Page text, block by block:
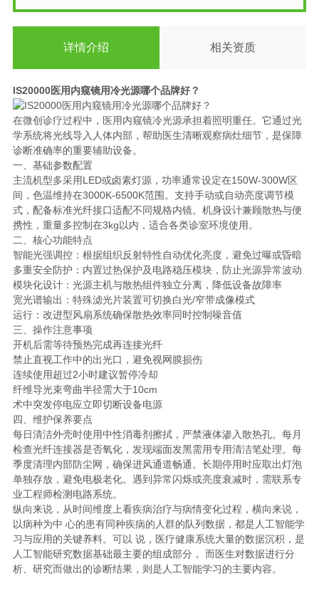
详情介绍 相关资质
IS20000医用内窥镜用冷光源哪个品牌好？
在微创诊疗过程中，医用内窥镜冷光源承担着照明重任。它通过光
学系统将光线导入人体内部，帮助医生清晰观察病灶细节，是保障
诊断准确率的重要辅助设备。
一、基础参数配置
主流机型多采用LED或卤素灯源，功率通常设定在150W-300W区
间，色温维持在3000K-6500K范围。支持手动或自动亮度调节模
式，配备标准光纤接口适配不同规格内镜。机身设计兼顾散热与便
携性，重量多控制在3kg以内，适合各类诊室环境使用。
二、核心功能特点
智能光强调控：根据组织反射特性自动优化亮度，避免过曝或昏暗
多重安全防护：内置过热保护及电路稳压模块，防止光源异常波动
模块化设计：光源主机与散热组件独立分离，降低设备故障率
宽光谱输出：特殊滤光片装置可切换白光/窄带成像模式
运行：改进型风扇系统确保散热效率同时控制噪音值
三、操作注意事项
开机后需等待预热完成再连接光纤
禁止直视工作中的出光口，避免视网膜损伤
连续使用超过2小时建议暂停冷却
纤维导光束弯曲半径需大于10cm
术中突发停电应立即切断设备电源
四、维护保养要点
每日清洁外壳时使用中性消毒剂擦拭，严禁液体渗入散热孔。每月
检查光纤连接器是否氧化，发现端面发黑需用专用清洁笔处理。每
季度清理内部防尘网，确保进风通道畅通。长期停用时应取出灯泡
单独存放，避免电极老化。遇到异常闪烁或亮度衰减时，需联系专
业工程师检测电路系统。
纵向来说，从时间维度上看疾病治疗与病情变化过程，横向来说，
以病种为中 心的患有同种疾病的人群的队列数据，都是人工智能学
习与应用的关键养料。可以 说，医疗健康系统大量的数据沉积，是
人工智能研究数据基础最主要的组成部分， 而医生对数据进行分
析、研究而做出的诊断结果，则是人工智能学习的主要内容。